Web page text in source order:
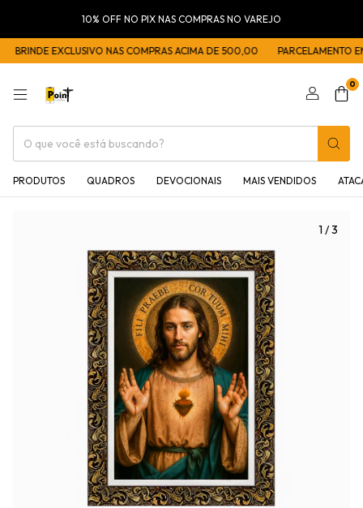
10% OFF NO PIX NAS COMPRAS NO VAREJO
BRINDE EXCLUSIVO NAS COMPRAS ACIMA DE 500,00 PARCELAMENTO EM
0
PRODUTOS QUADROS DEVOCIONAIS MAIS VENDIDOS
1 /3